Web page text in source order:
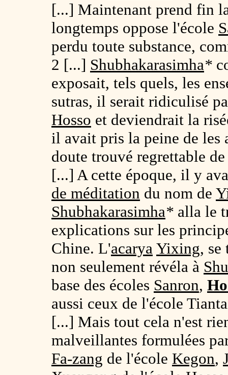
[...] Maintenant prend fin
longtemps oppose l'école
perdu toute substance,
2 [...] Shubhakarasimha*
exposait, tels quels, les
sutras, il serait ridiculisé
Hosso et deviendrait la
il avait pris la peine de les
doute trouvé regrettable
[...] A cette époque, il y
de méditation du nom de
Shubhakarasimha* alla le
explications sur les
Chine. L'acarya Yixing, se
non seulement révéla à
base des écoles Sanron,
aussi ceux de l'école
[...] Mais tout cela n'est
malveillantes formulées
Fa-zang de l'école Kegon,